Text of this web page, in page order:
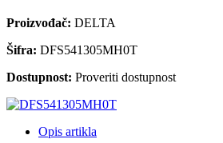
Proizvođač: DELTA
Šifra: DFS541305MH0T
Dostupnost: Proveriti dostupnost
Opis artikla